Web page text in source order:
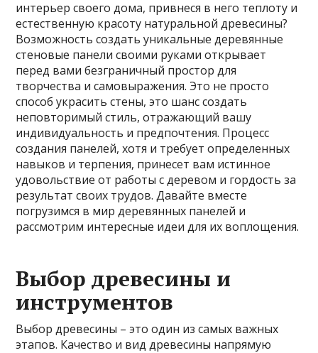
интерьер своего дома, привнеся в него теплоту и
естественную красоту натуральной древесины?
Возможность создать уникальные деревянные
стеновые панели своими руками открывает
перед вами безграничный простор для
творчества и самовыражения. Это не просто
способ украсить стены, это шанс создать
неповторимый стиль, отражающий вашу
индивидуальность и предпочтения. Процесс
создания панелей, хотя и требует определенных
навыков и терпения, принесет вам истинное
удовольствие от работы с деревом и гордость за
результат своих трудов. Давайте вместе
погрузимся в мир деревянных панелей и
рассмотрим интересные идеи для их воплощения.
Выбор древесины и
инструментов
Выбор древесины – это один из самых важных
этапов. Качество и вид древесины напрямую